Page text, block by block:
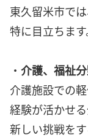
東久留米市で
特に目立ちます
・ 介護、福祉
介護施設での
経験が活かせ
新しい挑戦を